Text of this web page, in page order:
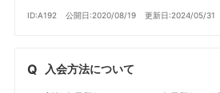
ID:A192 公開日:2020/08/19 更新日:2024/05/31
入会方法について